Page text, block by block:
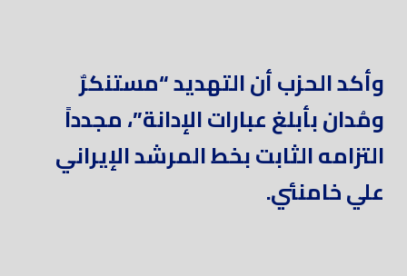
وأكد الحزب أن التهديد “مستنكرٌ
ومُدان بأبلغ عبارات الإدانة”، مجدداً
التزامه الثابت بخط المرشد الإيراني
علي خامنئي.